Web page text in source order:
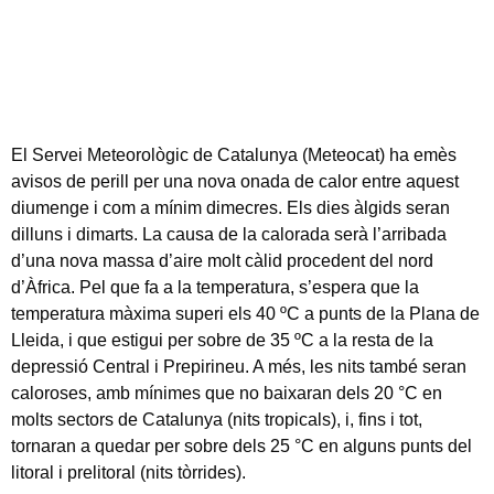
El Servei Meteorològic de Catalunya (Meteocat) ha emès
avisos de perill per una nova onada de calor entre aquest
diumenge i com a mínim dimecres. Els dies àlgids seran
dilluns i dimarts. La causa de la calorada serà l’arribada
d’una nova massa d’aire molt càlid procedent del nord
d’Àfrica. Pel que fa a la temperatura, s’espera que la
temperatura màxima superi els 40 ºC a punts de la Plana de
Lleida, i que estigui per sobre de 35 ºC a la resta de la
depressió Central i Prepirineu. A més, les nits també seran
caloroses, amb mínimes que no baixaran dels 20 °C en
molts sectors de Catalunya (nits tropicals), i, fins i tot,
tornaran a quedar per sobre dels 25 °C en alguns punts del
litoral i prelitoral (nits tòrrides).